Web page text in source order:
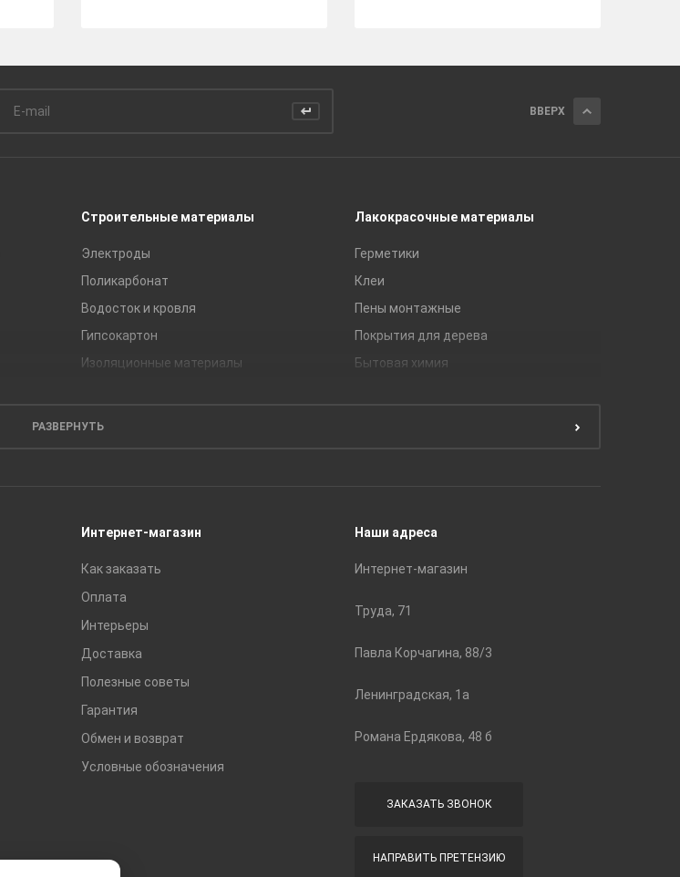
ВВЕРХ
Строительные материалы
Электроды
Поликарбонат
Водосток и кровля
Гипсокартон
Изоляционные материалы
Сухие смеси
Лакокрасочные материалы
Герметики
Клеи
Пены монтажные
Покрытия для дерева
Бытовая химия
РАЗВЕРНУТЬ
Интернет-магазин
Как заказать
Оплата
Интерьеры
Доставка
Полезные советы
Гарантия
Обмен и возврат
Условные обозначения
Наши адреса
Интернет-магазин
Труда, 71
Павла Корчагина, 88/3
Ленинградская, 1а
Романа Ердякова, 48 б
ЗАКАЗАТЬ ЗВОНОК
НАПРАВИТЬ ПРЕТЕНЗИЮ